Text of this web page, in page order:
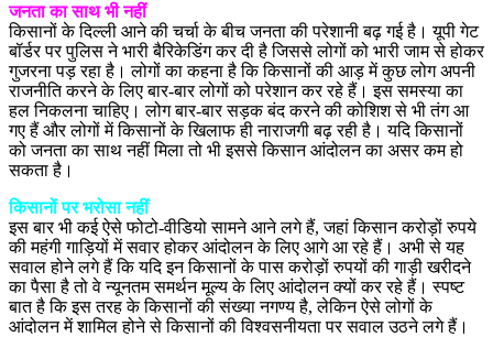
जनता का साथ भी नहीं
किसानों के दिल्ली आने की चर्चा के बीच जनता की परेशानी बढ़ गई है। यूपी गेट
बॉर्डर पर पुलिस ने भारी बैरिकेडिंग कर दी है जिससे लोगों को भारी जाम से होकर
गुजरना पड़ रहा है। लोगों का कहना है कि किसानों की आड़ में कुछ लोग अपनी
राजनीति करने के लिए बार-बार लोगों को परेशान कर रहे हैं। इस समस्या का
हल निकलना चाहिए। लोग बार-बार सड़क बंद करने की कोशिश से भी तंग आ
गए हैं और लोगों में किसानों के खिलाफ ही नाराजगी बढ़ रही है। यदि किसानों
को जनता का साथ नहीं मिला तो भी इससे किसान आंदोलन का असर कम हो
सकता है।
किसानों पर भरोसा नहीं
इस बार भी कई ऐसे फोटो-वीडियो सामने आने लगे हैं, जहां किसान करोड़ों रुपये
की महंगी गाड़ियों में सवार होकर आंदोलन के लिए आगे आ रहे हैं। अभी से यह
सवाल होने लगे हैं कि यदि इन किसानों के पास करोड़ों रुपयों की गाड़ी खरीदने
का पैसा है तो वे न्यूनतम समर्थन मूल्य के लिए आंदोलन क्यों कर रहे हैं। स्पष्ट
बात है कि इस तरह के किसानों की संख्या नगण्य है, लेकिन ऐसे लोगों के
आंदोलन में शामिल होने से किसानों की विश्वसनीयता पर सवाल उठने लगे हैं।